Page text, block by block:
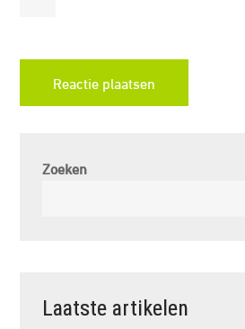
Zoeken
Laatste artikelen